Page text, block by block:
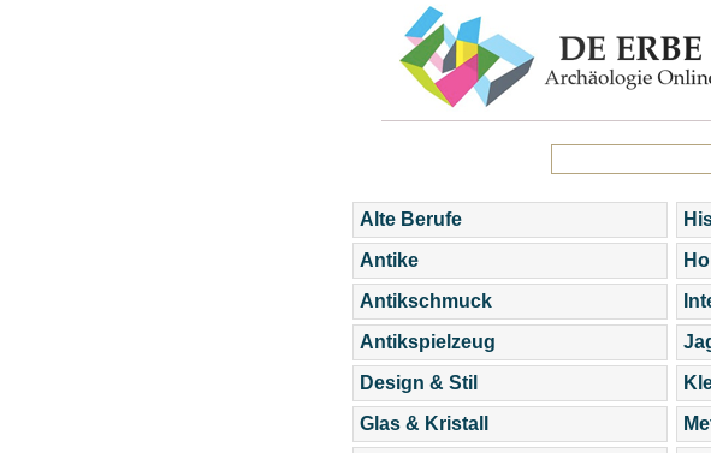
Alte Berufe
Antike
Antikschmuck
Antikspielzeug
Design & Stil
Glas & Kristall